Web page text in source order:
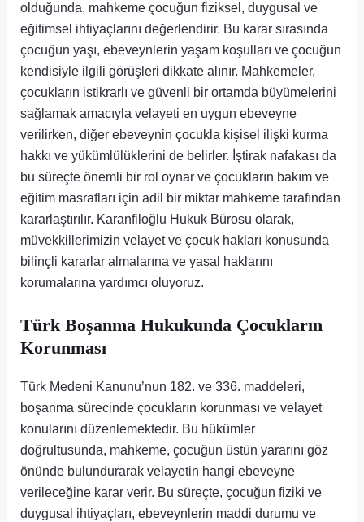
olduğunda, mahkeme çocuğun fiziksel, duygusal ve
eğitimsel ihtiyaçlarını değerlendirir. Bu karar sırasında
çocuğun yaşı, ebeveynlerin yaşam koşulları ve çocuğun
kendisiyle ilgili görüşleri dikkate alınır. Mahkemeler,
çocukların istikrarlı ve güvenli bir ortamda büyümelerini
sağlamak amacıyla velayeti en uygun ebeveyne
verilirken, diğer ebeveynin çocukla kişisel ilişki kurma
hakkı ve yükümlülüklerini de belirler. İştirak nafakası da
bu süreçte önemli bir rol oynar ve çocukların bakım ve
eğitim masrafları için adil bir miktar mahkeme tarafından
kararlaştırılır. Karanfiloğlu Hukuk Bürosu olarak,
müvekkillerimizin velayet ve çocuk hakları konusunda
bilinçli kararlar almalarına ve yasal haklarını
korumalarına yardımcı oluyoruz.
Türk Boşanma Hukukunda Çocukların
Korunması
Türk Medeni Kanunu’nun 182. ve 336. maddeleri,
boşanma sürecinde çocukların korunması ve velayet
konularını düzenlemektedir. Bu hükümler
doğrultusunda, mahkeme, çocuğun üstün yararını göz
önünde bulundurarak velayetin hangi ebeveyne
verileceğine karar verir. Bu süreçte, çocuğun fiziki ve
duygusal ihtiyaçları, ebeveynlerin maddi durumu ve